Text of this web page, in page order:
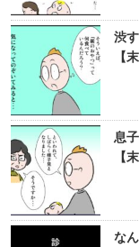
渋
【
息
【
な